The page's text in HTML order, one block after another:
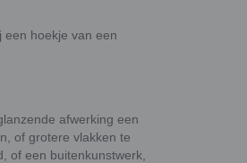
een hoekje van een
afwerking een
of grotere vlakken te
of een buitenkunstwerk,